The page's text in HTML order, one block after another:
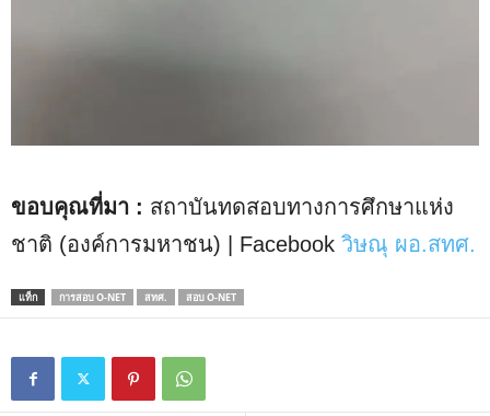
ขอบคุณที่มา : สถาบันทดสอบทางการศึกษาแห่ง
ชาติ (องค์การมหาชน) | Facebook วิษณุ ผอ.สทศ.
แท็ก การสอบ O-NET สทศ. สอบ O-NET